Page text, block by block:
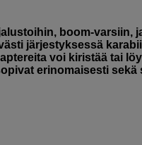
boom-varsiin,
järjestyksessä
voi kiristää tai
erinomaisesti